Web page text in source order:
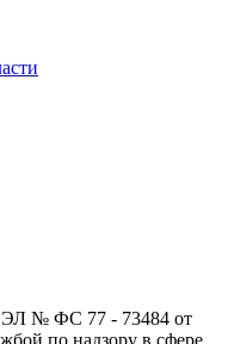
ЭЛ № ФС 77 - 73484 от
по надзору в сфере